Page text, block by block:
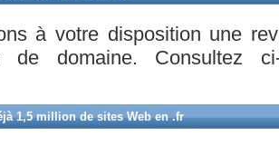
à votre disposition une
de domaine. Consultez
1,5 million de sites Web en .fr